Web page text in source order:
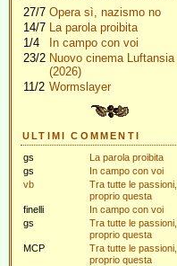
27/7 Opera sì, nazismo no
14/7 La parola proibita
1/4
In campo con voi
23/2 Nuovo cinema Luftansia
(2026)
11/2 Wormslayer
ULTIMI COMMENTI
gs
La parola proibita
gs
In campo con voi
vb
Tra tutte le passioni,
proprio questa
finelli
In campo con voi
gs
Tra tutte le passioni,
proprio questa
MCP
Tra tutte le passioni,
proprio questa